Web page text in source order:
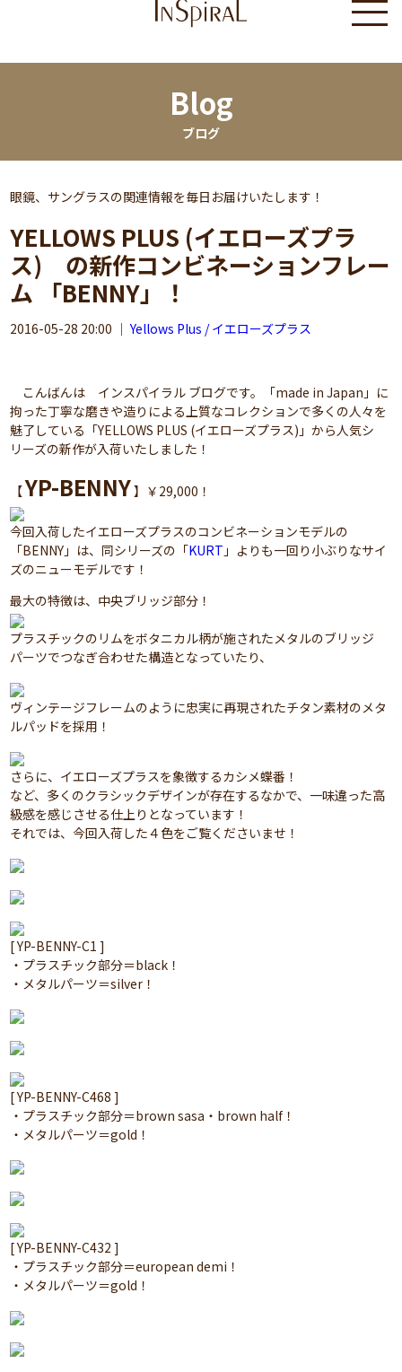
Blog
ブログ
眼鏡、サングラスの関連情報を毎日お届けいたします！
YELLOWS PLUS (イエローズプラ
ス) の新作コンビネーションフレー
ム 「BENNY」！
2016-05-28 20:00 ｜Yellows Plus / イエローズプラス
こんばんは インスパイラル ブログです。「made in Japan」に
拘った丁寧な磨きや造りによる上質なコレクションで多くの人々を
魅了している「YELLOWS PLUS (イエローズプラス)」から人気シ
リーズの新作が入荷いたしました！
【YP-BENNY】￥29,000！
今回入荷したイエローズプラスのコンビネーションモデルの
「BENNY」は、同シリーズの「KURT 」よりも一回り小ぶりなサイ
ズのニューモデルです！
最大の特徴は、中央ブリッジ部分！
プラスチックのリムをボタニカル柄が施されたメタルのブリッジ
パーツでつなぎ合わせた構造となっていたり、
ヴィンテージフレームのように忠実に再現されたチタン素材のメタ
ルパッドを採用！
さらに、イエローズプラスを象徴するカシメ蝶番！
など、多くのクラシックデザインが存在するなかで、一味違った高
級感を感じさせる仕上りとなっています！
それでは、今回入荷した４色をご覧くださいませ！
[ YP-BENNY-C1 ]
・プラスチック部分＝black！
・メタルパーツ＝silver！
[ YP-BENNY-C468 ]
・プラスチック部分＝brown sasa・brown half！
・メタルパーツ＝gold！
[ YP-BENNY-C432 ]
・プラスチック部分＝european demi！
・メタルパーツ＝gold！